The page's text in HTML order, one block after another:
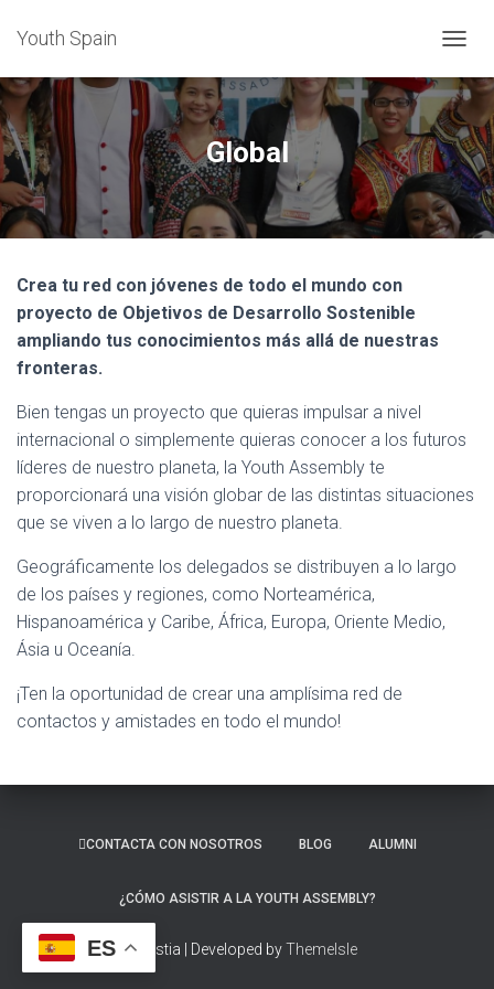
Youth Spain
Global
Crea tu red con jóvenes de todo el mundo con
proyecto de Objetivos de Desarrollo Sostenible
ampliando tus conocimientos más allá de nuestras
fronteras.
Bien tengas un proyecto que quieras impulsar a nivel
internacional o simplemente quieras conocer a los futuros
líderes de nuestro planeta, la Youth Assembly te
proporcionará una visión globar de las distintas situaciones
que se viven a lo largo de nuestro planeta.
Geográficamente los delegados se distribuyen a lo largo
de los países y regiones, como Norteamérica,
Hispanoamérica y Caribe, África, Europa, Oriente Medio,
Ásia u Oceanía.
¡Ten la oportunidad de crear una amplísima red de
contactos y amistades en todo el mundo!
CONTACTA CON NOSOTROS BLOG ALUMNI
¿CÓMO ASISTIR A LA YOUTH ASSEMBLY?
Hestia | Developed byThemeIsle
ES